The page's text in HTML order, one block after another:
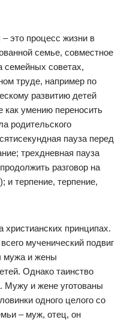
это процесс жизни в
семье, совместное
семейных советах,
труде, например по
развитию детей
как умению переносить
родительского
пауза перед
трехдневная пауза
разговор на
и терпение, терпение,
христианских принципах.
мученический подвиг
мужа и жены
Однако таинство
Мужу и жене уготованы
одного целого со
– муж, отец, он